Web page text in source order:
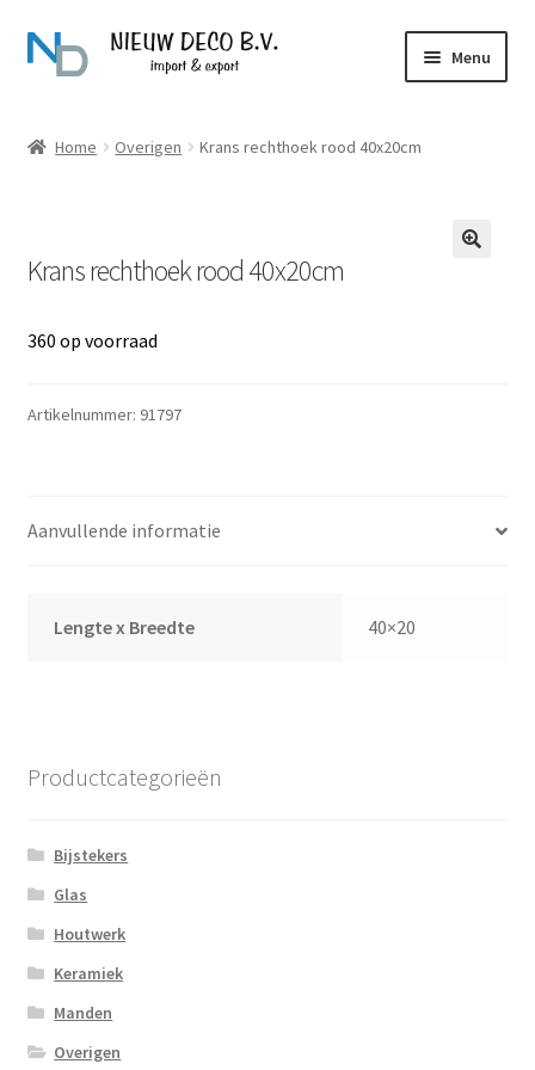
Ga
door
navigatie
Ga
naar
inhoud
Menu
Home Overigen Krans rechthoek rood 40x20cm
Krans rechthoek rood 40x20cm
360 op voorraad
Artikelnummer: 91797
Aanvullende informatie
Lengte x Breedte 40×20
Productcategorieën
Bijstekers
Glas
Houtwerk
Keramiek
Manden
Overigen